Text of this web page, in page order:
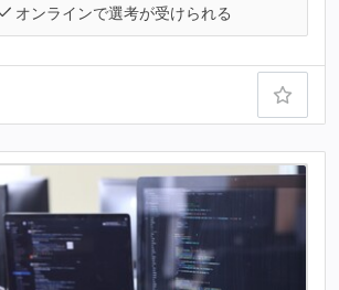
オンラインで選考が受けられる